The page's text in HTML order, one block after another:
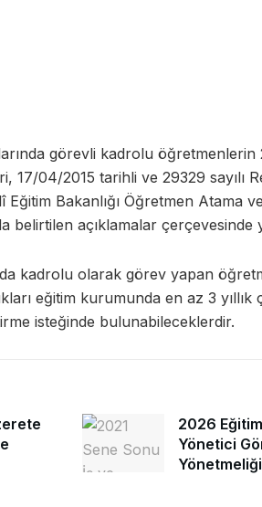
görevli kadrolu öğretmenlerin
17/04/2015 tarihli ve 29329 sayılı
Bakanlığı Öğretmen Atama
belirtilen açıklamalar çerçevesinde
kadrolu olarak görev yapan
eğitim kurumunda en az 3 yıllık
isteğinde bulunabileceklerdir.
2026
Yönetici
Yönetmeliği